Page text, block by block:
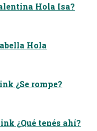
Hola Isa?
Hola
¿Se rompe?
¿Qué tenés ahí?